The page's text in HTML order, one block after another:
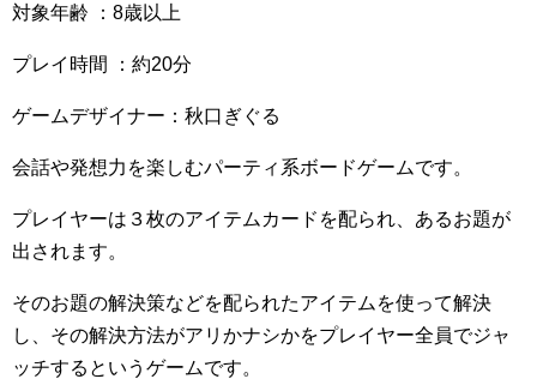
対象年齢 ：8歳以上
プレイ時間 ：約20分
ゲームデザイナー：秋口ぎぐる
会話や発想力を楽しむパーティ系ボードゲームです。
プレイヤーは３枚のアイテムカードを配られ、あるお題が
出されます。
そのお題の解決策などを配られたアイテムを使って解決
し、その解決方法がアリかナシかをプレイヤー全員でジャ
ッチするというゲームです。